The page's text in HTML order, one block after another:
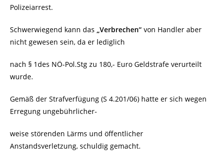
Polizeiarrest.
Schwerwiegend kann das „Verbrechen“ von Handler aber
nicht gewesen sein, da er lediglich
nach § 1des NÖ-Pol.Stg zu 180,- Euro Geldstrafe verurteilt
wurde.
Gemäß der Strafverfügung (S 4.201/06) hatte er sich wegen
Erregung ungebührlicher-
weise störenden Lärms und öffentlicher
Anstandsverletzung, schuldig gemacht.